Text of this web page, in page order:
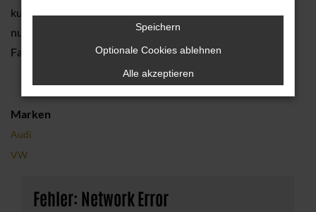
kundigen Hände unserer Beraterinnen und Berater und
nutzen Sie die vielen Vorteile, die nur ein
Familienunternehmen wie das unsrige gewähren kann.
Marken
Audi
VW
Fehler: Network Error
Speichern
Optionale Cookies ablehnen
Alle akzeptieren